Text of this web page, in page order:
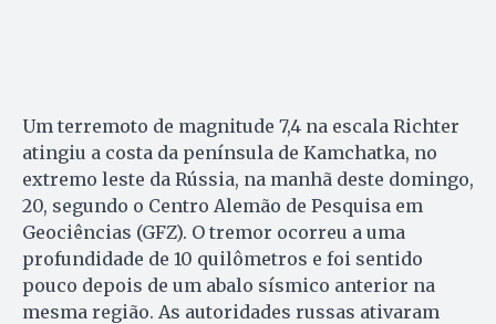
Um terremoto de magnitude 7,4 na escala Richter
atingiu a costa da península de Kamchatka, no
extremo leste da Rússia, na manhã deste domingo,
20, segundo o Centro Alemão de Pesquisa em
Geociências (GFZ). O tremor ocorreu a uma
profundidade de 10 quilômetros e foi sentido
pouco depois de um abalo sísmico anterior na
mesma região. As autoridades russas ativaram